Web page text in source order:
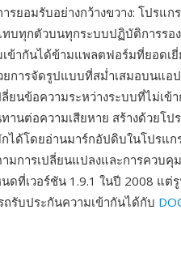
รยอมรับอย่างกว้างขวาง: โปรแ
ทบทุกตัวบนทุกระบบปฏิบัติการรอ
ข้ากันได้ข้ามแพลตฟอร์มที่ยอดเ
ยการจัดรูปแบบที่สม่ำเสมอบนแ
ยนข้อความระหว่างระบบที่ไม่เข้
านต่อความเสียหาย สร้างด้วยโป
ได้โดยอ่านมาร์กอัปดิบในโปรแ
มการเปลี่ยนแปลงและการควบคุ
ที่เวอร์ชัน 1.9.1 ในปี 2008 แต่
ถรับประกันความเข้ากันได้กับ